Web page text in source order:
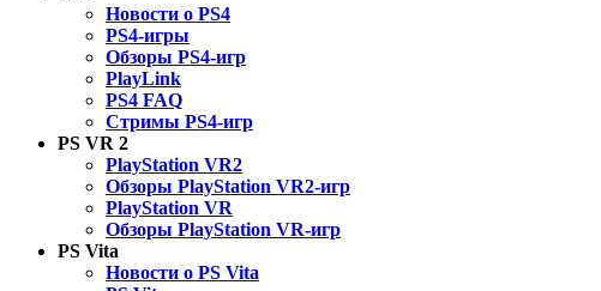
Новости о PS4
PS4-игры
Обзоры PS4-игр
PlayLink
PS4 FAQ
Стримы PS4-игр
PS VR 2
PlayStation VR2
Обзоры PlayStation VR2-игр
PlayStation VR
Обзоры PlayStation VR-игр
PS Vita
Новости о PS Vita